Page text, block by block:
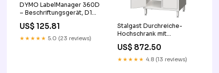
DYMO LabelManager 360D
– Beschriftungsgerät, D1
mm/s, USB base-
discountable
US$ 125.81
★★★★★ 5.0 (23 reviews)
Stalgast Durchreiche-
Hochschrank mit
Flügeltüren,
1200x500x1800 mm,
verschweißt REVIEW
US$ 872.50
★★★★★ 4.8 (13 reviews)